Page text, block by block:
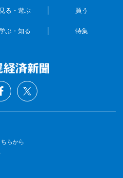
見る・遊ぶ 買う
ぶ・知る 特集
らから